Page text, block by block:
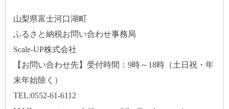
山梨県富士河口湖町
ふるさと納税お問い合わせ事務局
Scale-UP株式会社
【お問い合わせ先】受付時間：9時～18時（土日祝・年
末年始除く）
TEL:0552-61-6112